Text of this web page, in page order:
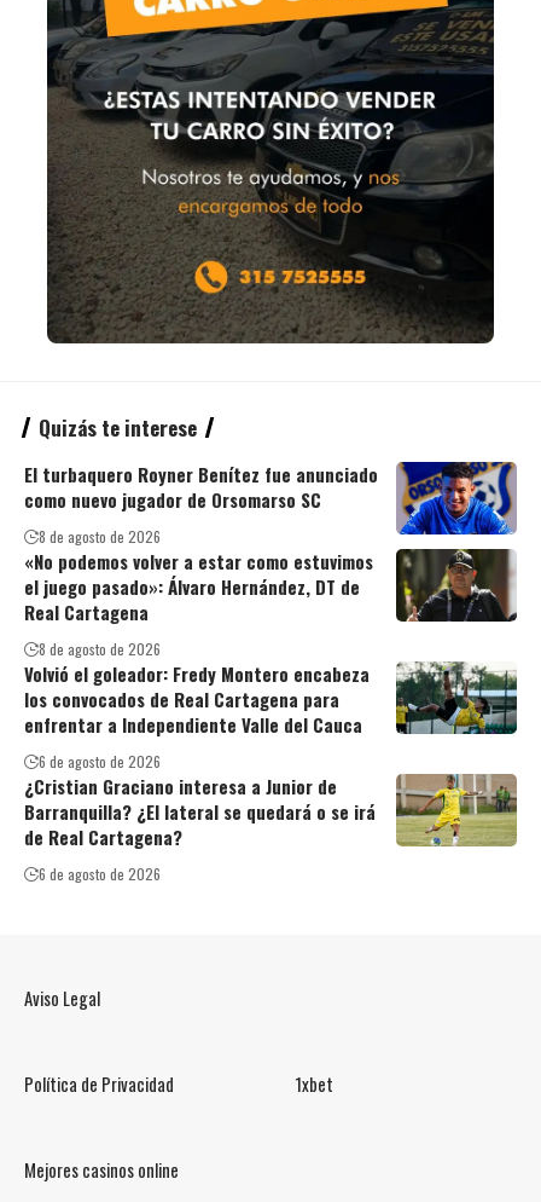
Quizás te interese
El turbaquero Royner Benítez fue anunciado
como nuevo jugador de Orsomarso SC
8 de agosto de 2026
«No podemos volver a estar como estuvimos
el juego pasado»: Álvaro Hernández, DT de
Real Cartagena
8 de agosto de 2026
Volvió el goleador: Fredy Montero encabeza
los convocados de Real Cartagena para
enfrentar a Independiente Valle del Cauca
6 de agosto de 2026
¿Cristian Graciano interesa a Junior de
Barranquilla? ¿El lateral se quedará o se irá
de Real Cartagena?
6 de agosto de 2026
Aviso Legal
Política de Privacidad 1xbet
Mejores casinos online